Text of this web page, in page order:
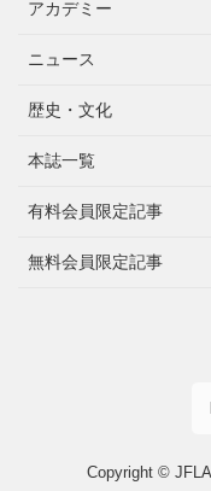
アカデミー
ニュース
歴史・文化
本誌一覧
有料会員限定記事
無料会員限定記事
Copyright ©